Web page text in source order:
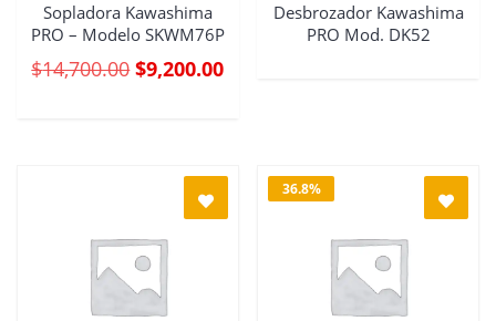
Sopladora Kawashima
PRO – Modelo SKWM76P
$14,700.00 $9,200.00
Desbrozador Kawashima
PRO Mod. DK52
36.8%